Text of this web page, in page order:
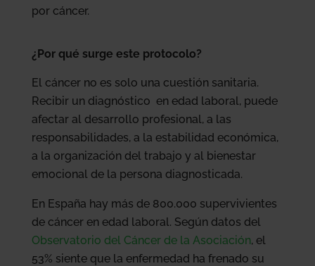
por cáncer.
¿Por qué surge este protocolo?
El cáncer no es solo una cuestión sanitaria.
Recibir un diagnóstico en edad laboral, puede
afectar al desarrollo profesional, a las
responsabilidades, a la estabilidad económica,
a la organización del trabajo y al bienestar
emocional de la persona diagnosticada.
En España hay más de 800.000 supervivientes
de cáncer en edad laboral. Según datos del
Observatorio del Cáncer de la Asociación, el
53% siente que la enfermedad ha frenado su